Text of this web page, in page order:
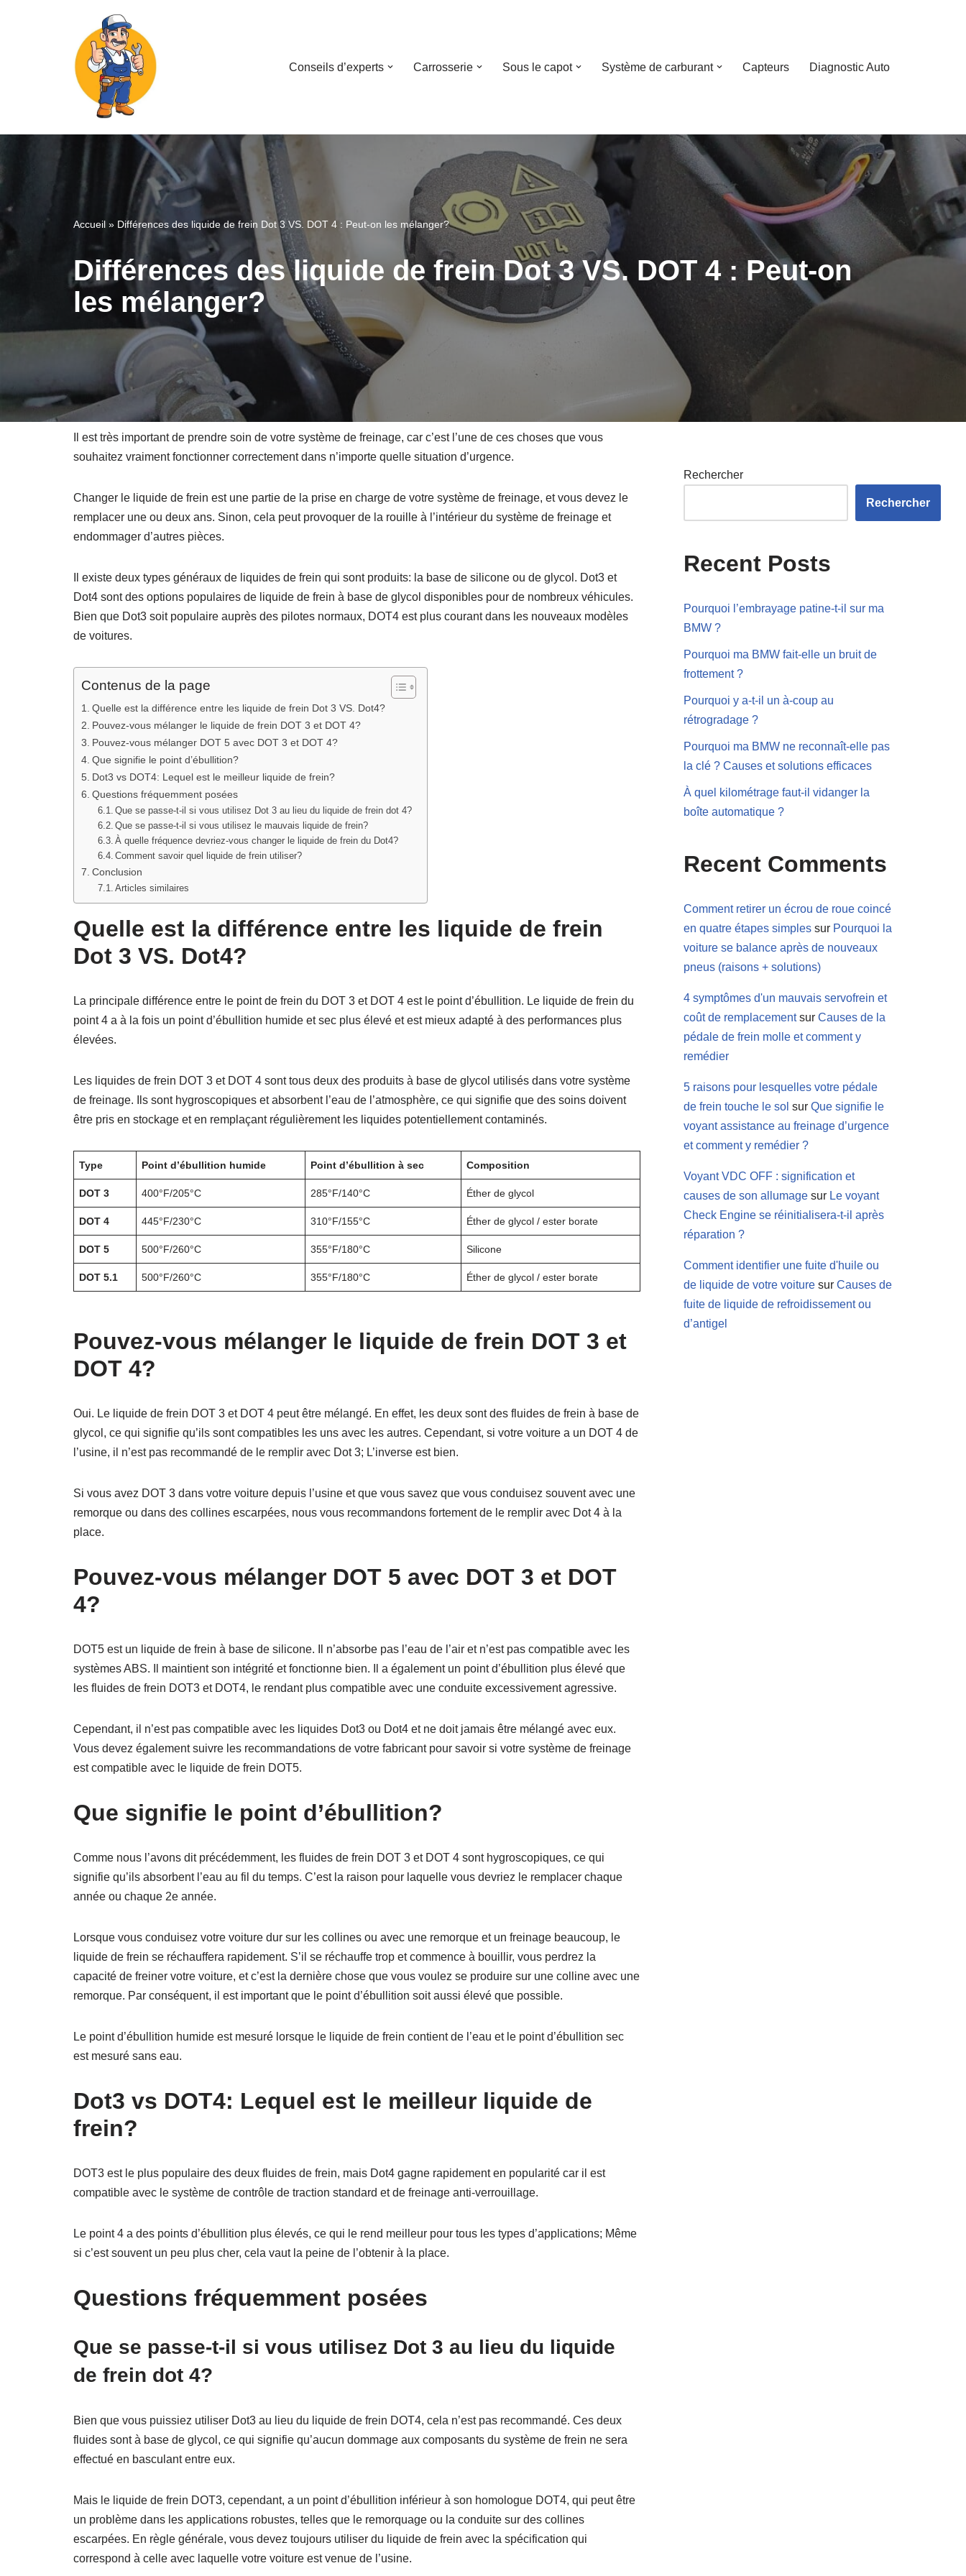
Conseils d’experts Carrosserie Sous le capot Système de carburant Capteurs Diagnostic Auto
Accueil » Différences des liquide de frein Dot 3 VS. DOT 4 : Peut-on les mélanger?
Différences des liquide de frein Dot 3 VS. DOT 4 : Peut-on
les mélanger?
Il est très important de prendre soin de votre système de freinage, car c’est l’une de ces choses que vous
souhaitez vraiment fonctionner correctement dans n’importe quelle situation d’urgence.
Changer le liquide de frein est une partie de la prise en charge de votre système de freinage, et vous devez le
remplacer une ou deux ans. Sinon, cela peut provoquer de la rouille à l’intérieur du système de freinage et
endommager d’autres pièces.
Il existe deux types généraux de liquides de frein qui sont produits: la base de silicone ou de glycol. Dot3 et
Dot4 sont des options populaires de liquide de frein à base de glycol disponibles pour de nombreux véhicules.
Bien que Dot3 soit populaire auprès des pilotes normaux, DOT4 est plus courant dans les nouveaux modèles
de voitures.
Contenus de la page
Quelle est la différence entre les liquide de frein Dot 3 VS. Dot4?
Pouvez-vous mélanger le liquide de frein DOT 3 et DOT 4?
Pouvez-vous mélanger DOT 5 avec DOT 3 et DOT 4?
Que signifie le point d’ébullition?
Dot3 vs DOT4: Lequel est le meilleur liquide de frein?
Questions fréquemment posées
Que se passe-t-il si vous utilisez Dot 3 au lieu du liquide de frein dot 4?
Que se passe-t-il si vous utilisez le mauvais liquide de frein?
À quelle fréquence devriez-vous changer le liquide de frein du Dot4?
Comment savoir quel liquide de frein utiliser?
Conclusion
Articles similaires
Quelle est la différence entre les liquide de frein
Dot 3 VS. Dot4?
La principale différence entre le point de frein du DOT 3 et DOT 4 est le point d’ébullition. Le liquide de frein du
point 4 a à la fois un point d’ébullition humide et sec plus élevé et est mieux adapté à des performances plus
élevées.
Les liquides de frein DOT 3 et DOT 4 sont tous deux des produits à base de glycol utilisés dans votre système
de freinage. Ils sont hygroscopiques et absorbent l’eau de l’atmosphère, ce qui signifie que des soins doivent
être pris en stockage et en remplaçant régulièrement les liquides potentiellement contaminés.
Type Point d’ébullition humide Point d’ébullition à sec Composition
DOT 3 400°F/205°C 285°F/140°C Éther de glycol
DOT 4 445°F/230°C 310°F/155°C Éther de glycol / ester borate
DOT 5 500°F/260°C 355°F/180°C Silicone
DOT 5.1 500°F/260°C 355°F/180°C Éther de glycol / ester borate
Pouvez-vous mélanger le liquide de frein DOT 3 et
DOT 4?
Oui. Le liquide de frein DOT 3 et DOT 4 peut être mélangé. En effet, les deux sont des fluides de frein à base de
glycol, ce qui signifie qu’ils sont compatibles les uns avec les autres. Cependant, si votre voiture a un DOT 4 de
l’usine, il n’est pas recommandé de le remplir avec Dot 3; L’inverse est bien.
Si vous avez DOT 3 dans votre voiture depuis l’usine et que vous savez que vous conduisez souvent avec une
remorque ou dans des collines escarpées, nous vous recommandons fortement de le remplir avec Dot 4 à la
place.
Pouvez-vous mélanger DOT 5 avec DOT 3 et DOT
4?
DOT5 est un liquide de frein à base de silicone. Il n’absorbe pas l’eau de l’air et n’est pas compatible avec les
systèmes ABS. Il maintient son intégrité et fonctionne bien. Il a également un point d’ébullition plus élevé que
les fluides de frein DOT3 et DOT4, le rendant plus compatible avec une conduite excessivement agressive.
Cependant, il n’est pas compatible avec les liquides Dot3 ou Dot4 et ne doit jamais être mélangé avec eux.
Vous devez également suivre les recommandations de votre fabricant pour savoir si votre système de freinage
est compatible avec le liquide de frein DOT5.
Que signifie le point d’ébullition?
Comme nous l’avons dit précédemment, les fluides de frein DOT 3 et DOT 4 sont hygroscopiques, ce qui
signifie qu’ils absorbent l’eau au fil du temps. C’est la raison pour laquelle vous devriez le remplacer chaque
année ou chaque 2e année.
Lorsque vous conduisez votre voiture dur sur les collines ou avec une remorque et un freinage beaucoup, le
liquide de frein se réchauffera rapidement. S’il se réchauffe trop et commence à bouillir, vous perdrez la
capacité de freiner votre voiture, et c’est la dernière chose que vous voulez se produire sur une colline avec une
remorque. Par conséquent, il est important que le point d’ébullition soit aussi élevé que possible.
Le point d’ébullition humide est mesuré lorsque le liquide de frein contient de l’eau et le point d’ébullition sec
est mesuré sans eau.
Dot3 vs DOT4: Lequel est le meilleur liquide de
frein?
DOT3 est le plus populaire des deux fluides de frein, mais Dot4 gagne rapidement en popularité car il est
compatible avec le système de contrôle de traction standard et de freinage anti-verrouillage.
Le point 4 a des points d’ébullition plus élevés, ce qui le rend meilleur pour tous les types d’applications; Même
si c’est souvent un peu plus cher, cela vaut la peine de l’obtenir à la place.
Questions fréquemment posées
Que se passe-t-il si vous utilisez Dot 3 au lieu du liquide
de frein dot 4?
Bien que vous puissiez utiliser Dot3 au lieu du liquide de frein DOT4, cela n’est pas recommandé. Ces deux
fluides sont à base de glycol, ce qui signifie qu’aucun dommage aux composants du système de frein ne sera
effectué en basculant entre eux.
Mais le liquide de frein DOT3, cependant, a un point d’ébullition inférieur à son homologue DOT4, qui peut être
un problème dans les applications robustes, telles que le remorquage ou la conduite sur des collines
escarpées. En règle générale, vous devez toujours utiliser du liquide de frein avec la spécification qui
correspond à celle avec laquelle votre voiture est venue de l’usine.
Rechercher
Rechercher
Recent Posts
Pourquoi l’embrayage patine-t-il sur ma
BMW ?
Pourquoi ma BMW fait-elle un bruit de
frottement ?
Pourquoi y a-t-il un à-coup au
rétrogradage ?
Pourquoi ma BMW ne reconnaît-elle pas
la clé ? Causes et solutions efficaces
À quel kilométrage faut-il vidanger la
boîte automatique ?
Recent Comments
Comment retirer un écrou de roue coincé
en quatre étapes simples sur Pourquoi la
voiture se balance après de nouveaux
pneus (raisons + solutions)
4 symptômes d'un mauvais servofrein et
coût de remplacementsur Causes de la
pédale de frein molle et comment y
remédier
5 raisons pour lesquelles votre pédale
de frein touche le sol sur Que signifie le
voyant assistance au freinage d’urgence
et comment y remédier ?
Voyant VDC OFF : signification et
causes de son allumage sur Le voyant
Check Engine se réinitialisera-t-il après
réparation ?
Comment identifier une fuite d'huile ou
de liquide de votre voiture sur Causes de
fuite de liquide de refroidissement ou
d’antigel